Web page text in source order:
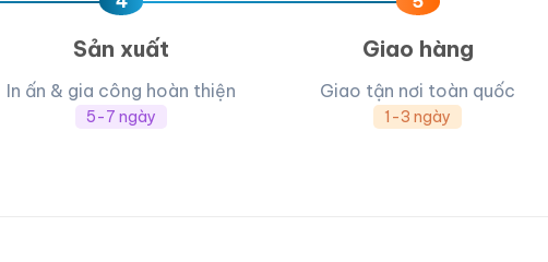
Sản xuất
In ấn & gia công hoàn thiện
5-7 ngày
Giao hàng
Giao tận nơi toàn quốc
1-3 ngày